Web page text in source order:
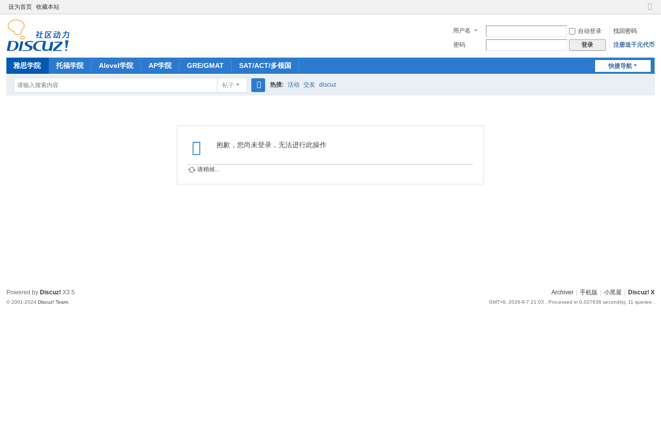
设为首页 收藏本站
切
窄
用户名 自动登录
找回密码
密码
登录 注册送千元代币
快捷导航
雅思学院 托福学院 Alevel学院 AP学院 GRE/GMAT SAT/ACT/多领国
帖子 热搜: 活动 交友 discuz
抱歉，您尚未登录，无法进行此操作
请稍候...
Archiver 手机版 小黑屋 Discuz! X
GMT+8, 2026-8-7 21:03 , Processed in 0.027636 second(s), 11 queries .
Powered by Discuz! X3.5
© 2001-2024Discuz! Team